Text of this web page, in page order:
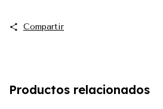
Compartir
Productos relacionados